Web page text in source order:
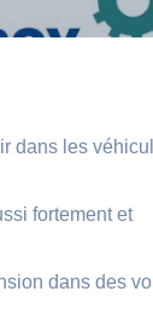
dans les
fortement et
dans des